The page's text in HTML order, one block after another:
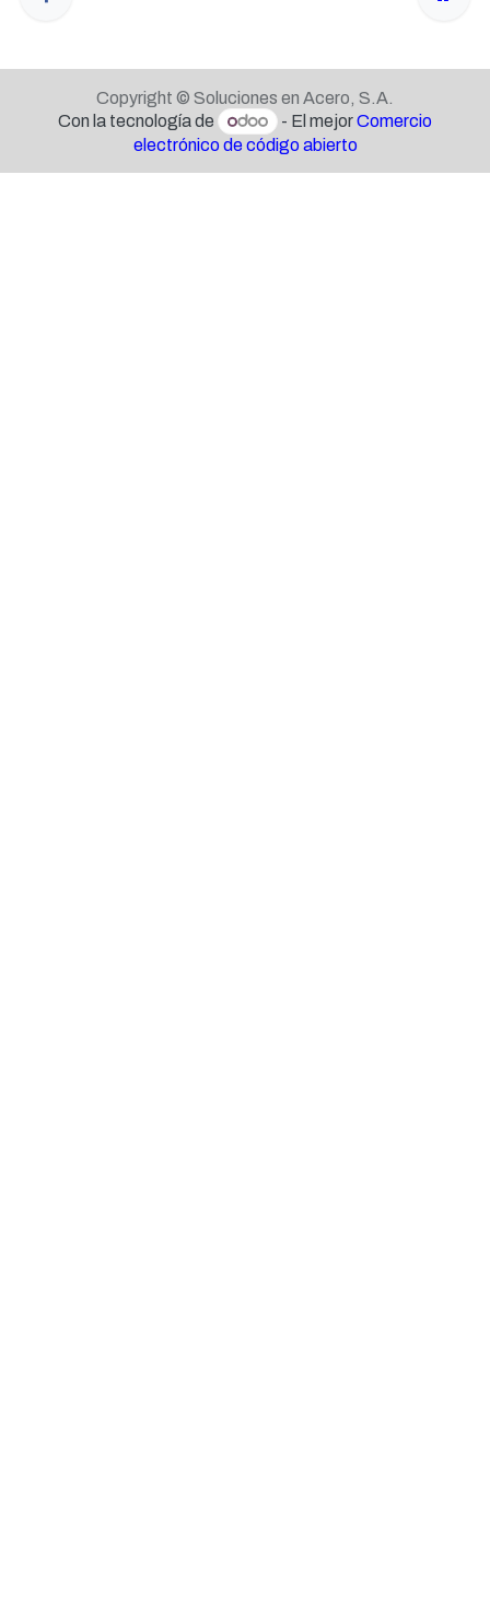
Copyright © Soluciones en Acero, S.A.
Con la tecnología de
- El mejorComercio
electrónico de código abierto